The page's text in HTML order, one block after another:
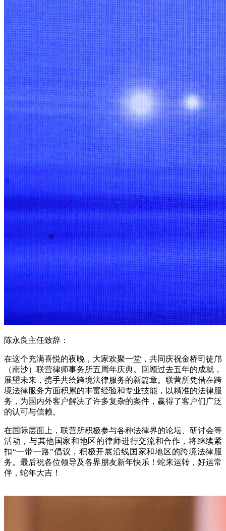
陈永良主任致辞：
在这个充满喜悦的夜晚，大家欢聚一堂，共同庆祝金桥司徒邝
（南沙）联营律师事务所五周年庆典。回顾过去五年的成就，
展望未来，携手共绘跨境法律服务的新篇章。联营所凭借在跨
境法律服务方面积累的丰富经验和专业技能，以精准的法律服
务，为国内外客户解决了许多复杂的案件，赢得了客户们广泛
的认可与信赖。
在国际层面上，联营所积极参与各种法律界的论坛、研讨会等
活动，与其他国家和地区的律师进行交流和合作，将继续紧
扣“一带一路”倡议，积极开展沿线国家和地区的跨境法律服
务。最后祝各位领导及各界朋友新年快乐！蛇来运转，好运常
伴，蛇年大吉！